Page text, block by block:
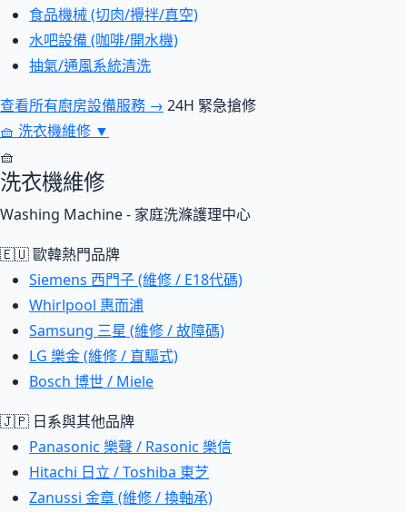
食品機械 (切肉/攪拌/真空)
水吧設備 (咖啡/開水機)
抽氣/通風系統清洗
查看所有廚房設備服務 → 24H 緊急搶修
🧺 洗衣機維修 ▼
🧺
洗衣機維修
Washing Machine - 家庭洗滌護理中心
🇪🇺 歐韓熱門品牌
Siemens 西門子 (維修 / E18代碼)
Whirlpool 惠而浦
Samsung 三星 (維修 / 故障碼)
LG 樂金 (維修 / 直驅式)
Bosch 博世 / Miele
🇯🇵 日系與其他品牌
Panasonic 樂聲 / Rasonic 樂信
Hitachi 日立 / Toshiba 東芝
Zanussi 金章 (維修 / 換軸承)